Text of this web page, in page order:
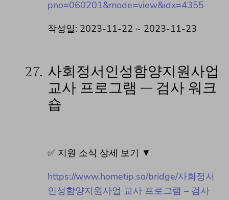
pno=060201&mode=view&idx=4355
작성일: 2023-11-22 ~ 2023-11-23
27. 사회정서인성함양지원사업
교사 프로그램 – 검사 워크
숍
✅ 지원 소식 상세 보기 ▼
https://www.hometip.so/bridge/사회정서
인성함양지원사업 교사 프로그램 – 검사